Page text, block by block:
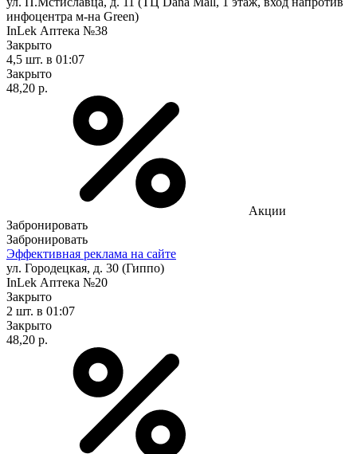
инфоцентра м-на Green)
InLek Аптека №38
Закрыто
4,5 шт. в 01:07
Закрыто
48,20 р.
Акции
Забронировать
Забронировать
Эффективная реклама на сайте
ул. Городецкая, д. 30 (Гиппо)
InLek Аптека №20
Закрыто
2 шт. в 01:07
Закрыто
48,20 р.